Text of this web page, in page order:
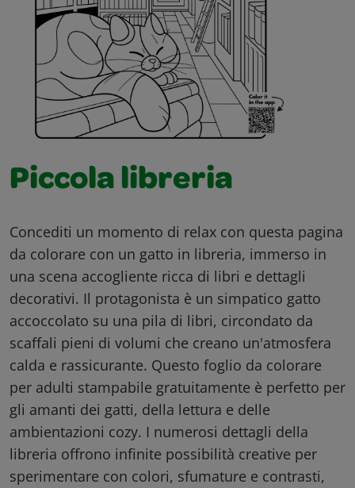
Piccola libreria
Concediti un momento di relax con questa pagina
da colorare con un gatto in libreria, immerso in
una scena accogliente ricca di libri e dettagli
decorativi. Il protagonista è un simpatico gatto
accoccolato su una pila di libri, circondato da
scaffali pieni di volumi che creano un'atmosfera
calda e rassicurante. Questo foglio da colorare
per adulti stampabile gratuitamente è perfetto per
gli amanti dei gatti, della lettura e delle
ambientazioni cozy. I numerosi dettagli della
libreria offrono infinite possibilità creative per
sperimentare con colori, sfumature e contrasti,